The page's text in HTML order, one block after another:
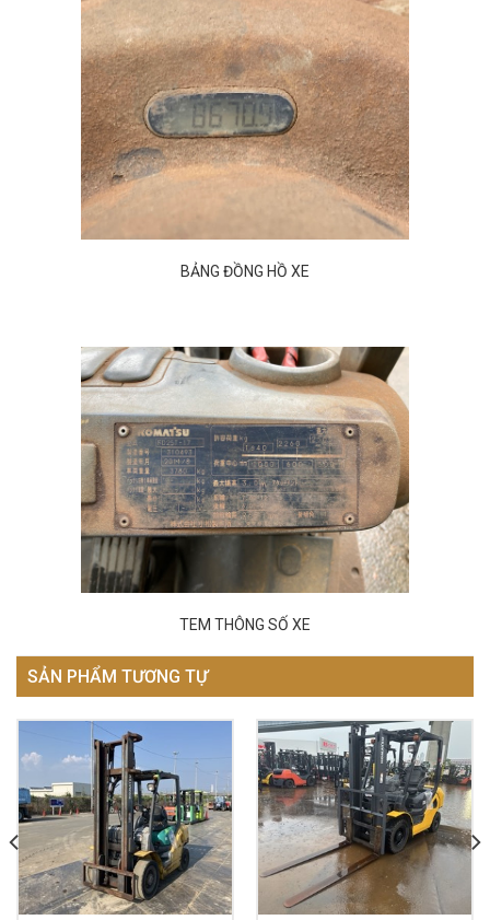
BẢNG ĐỒNG HỒ XE
TEM THÔNG SỐ XE
SẢN PHẨM TƯƠNG TỰ